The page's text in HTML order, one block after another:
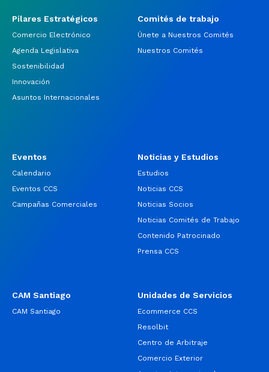
Pilares Estratégicos
Comercio Electrónico
Agenda Legislativa
Sostenibilidad
Innovación
Asuntos Internacionales
Comités de trabajo
Únete a Nuestros Comités
Nuestros Comités
Eventos
Calendario
Eventos CCS
Campañas Comerciales
Noticias y Estudios
Estudios
Noticias CCS
Noticias Socios
Noticias Comités de Trabajo
Contenido Patrocinado
Prensa CCS
CAM Santiago
CAM Santiago
Unidades de Servicios
Ecommerce CCS
Resolbit
Centro de Arbitraje
Comercio Exterior